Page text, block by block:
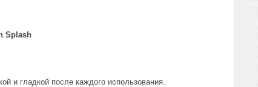
Splash
и гладкой после каждого использования.